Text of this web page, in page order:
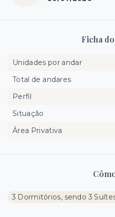
3 Dormitórios, sendo 3
Ficha
Unidades por andar
Total de andares
Perfil
Situação
Área Privativa